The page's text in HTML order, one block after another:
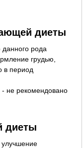
диеты
рода
грудью,
в период
- не рекомендовано
диеты